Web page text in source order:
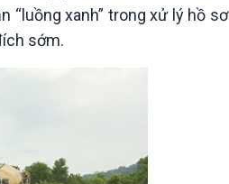
“luồng xanh” trong xử lý hồ sơ
sớm.